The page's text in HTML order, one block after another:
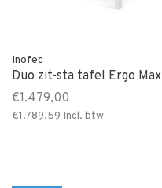
Inofec
Duo zit-sta tafel Ergo Max
€1.479,00
€1.789,59 Incl. btw